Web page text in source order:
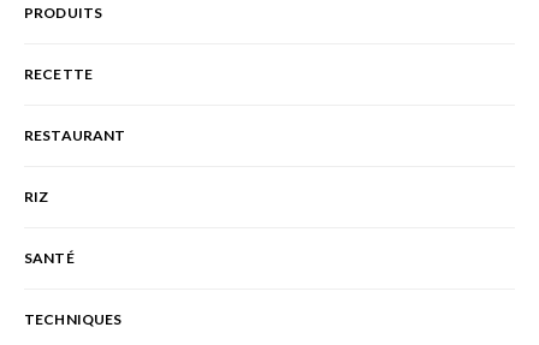
PRODUITS
RECETTE
RESTAURANT
RIZ
SANTÉ
TECHNIQUES